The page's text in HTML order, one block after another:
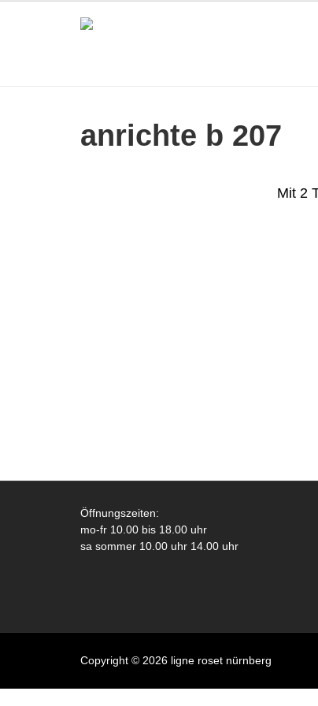
anrichte b 207
Mit 2
Öffnungszeiten:
mo-fr 10.00 bis 18.00 uhr
sa sommer 10.00 uhr 14.00 uhr
Copyright © 2026 ligne roset nürnberg